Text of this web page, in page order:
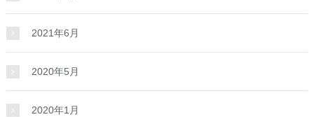
2021年6月
2020年5月
2020年1月